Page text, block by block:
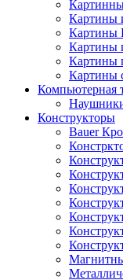
Картины
Картины
Картины
Картины
Картины
Компьютерная
Конструкторы
Bauer